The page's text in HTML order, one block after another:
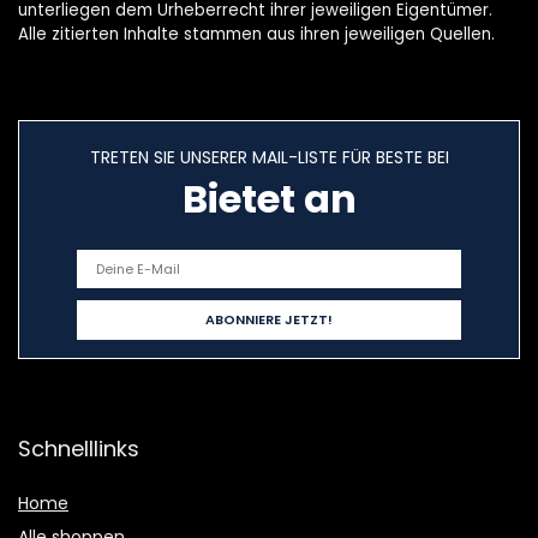
unterliegen dem Urheberrecht ihrer jeweiligen Eigentümer.
Alle zitierten Inhalte stammen aus ihren jeweiligen Quellen.
TRETEN SIE UNSERER MAIL-LISTE FÜR BESTE BEI
Bietet an
Schnelllinks
Home